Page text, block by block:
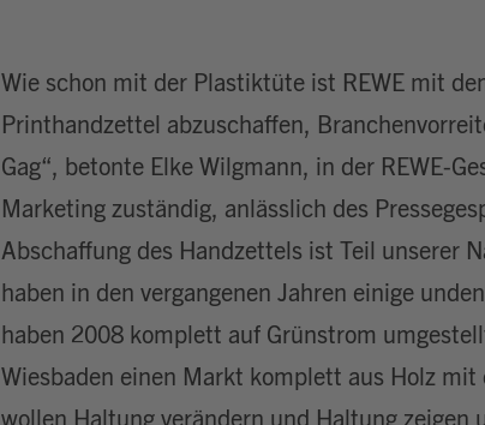
Wie schon mit der Plastiktüte ist REWE mit
Printhandzettel abzuschaffen,
Gag“, betonte Elke Wilgmann, in der REWE-
Marketing zuständig, anlässlich des
Abschaffung des Handzettels ist Teil unserer
haben in den vergangenen Jahren einige
haben 2008 komplett auf Grünstrom
Wiesbaden einen Markt komplett aus Holz
wollen Haltung verändern und Haltung zeigen